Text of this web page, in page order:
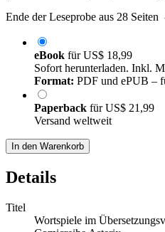
Ende der Leseprobe aus 28 Seiten
eBook fürUS$ 18,99
Sofort herunterladen. Inkl.
Format: PDF und ePUB –
Paperback fürUS$ 21,99
Versand weltweit
In den Warenkorb
Details
Titel
Wortspiele im